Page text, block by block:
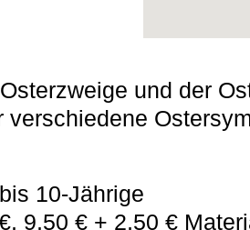
und der
verschiedene
10-Jährige
9,50 € + 2,50 €